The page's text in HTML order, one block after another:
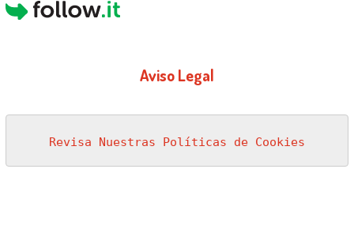
Aviso Legal
Revisa Nuestras Políticas de Cookies